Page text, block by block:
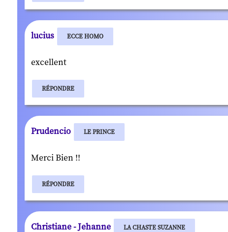
lucius ECCE HOMO
excellent
RÉPONDRE
Prudencio LE PRINCE
Merci Bien !!
RÉPONDRE
Christiane - Jehanne LA CHASTE SUZANNE